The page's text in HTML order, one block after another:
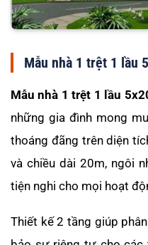
Mẫu nhà 1 trệt 1 lầu
Mẫu nhà 1 trệt 1 lầu
những gia đình mong
thoáng đãng trên diện
và chiều dài 20m, ngôi
tiện nghi cho mọi hoạt
Thiết kế 2 tầng giúp